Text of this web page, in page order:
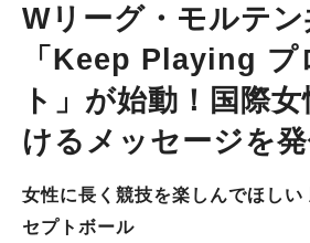
Wリーグ・モルテ
「Keep Playing プ
ト」が始動！国際
けるメッセージを発
女性に長く競技を楽しんでほしい
セプトボール